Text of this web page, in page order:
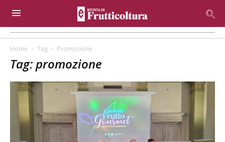
Home Tag Promozione
Tag: promozione